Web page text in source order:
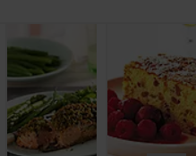
Cel mult 60 minute
Simplu
crustă de
pesto
Cel mult 60 minute